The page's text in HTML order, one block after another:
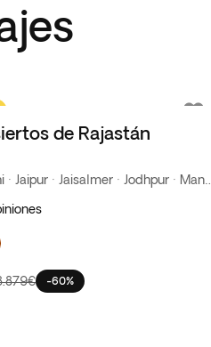
de Rajastán
-60%